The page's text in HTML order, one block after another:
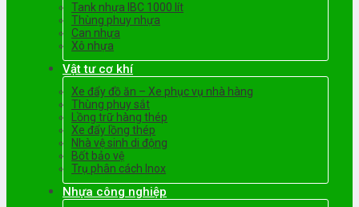
Tank nhựa IBC 1000 lít
Thùng phuy nhựa
Can nhựa
Xô nhựa
Vật tư cơ khí
Xe đẩy đồ ăn – Xe phục vụ nhà hàng
Thùng phuy sắt
Lồng trữ hàng thép
Xe đẩy lồng thép
Nhà vệ sinh di động
Bốt bảo vệ
Trụ phân cách Inox
Nhựa công nghiệp